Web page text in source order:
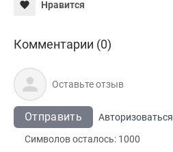
Нравится
Комментарии (0)
Отправить
Авторизоваться
Символов осталось: 1000